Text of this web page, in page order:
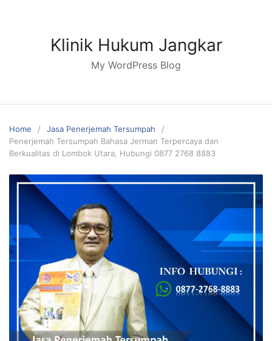
Klinik Hukum Jangkar
My WordPress Blog
Home
Jasa Penerjemah Tersumpah
Penerjemah Tersumpah Bahasa Jerman Terpercaya dan
Berkualitas di Lombok Utara, Hubungi 0877 2768 8883